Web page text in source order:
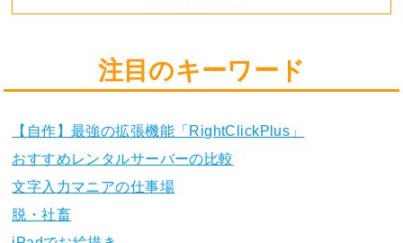
注目のキーワード
【自作】最強の拡張機能「RightClickPlus」
おすすめレンタルサーバーの比較
文字入力マニアの仕事場
脱・社畜